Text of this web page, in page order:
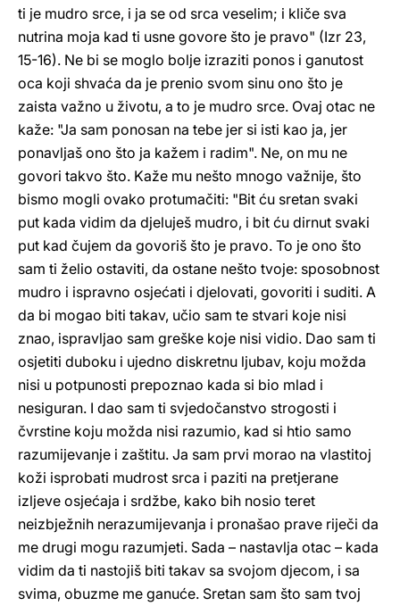
ti je mudro srce, i ja se od srca veselim; i kliče sva
nutrina moja kad ti usne govore što je pravo" (Izr 23,
15-16). Ne bi se moglo bolje izraziti ponos i ganutost
oca koji shvaća da je prenio svom sinu ono što je
zaista važno u životu, a to je mudro srce. Ovaj otac ne
kaže: "Ja sam ponosan na tebe jer si isti kao ja, jer
ponavljaš ono što ja kažem i radim". Ne, on mu ne
govori takvo što. Kaže mu nešto mnogo važnije, što
bismo mogli ovako protumačiti: "Bit ću sretan svaki
put kada vidim da djeluješ mudro, i bit ću dirnut svaki
put kad čujem da govoriš što je pravo. To je ono što
sam ti želio ostaviti, da ostane nešto tvoje: sposobnost
mudro i ispravno osjećati i djelovati, govoriti i suditi. A
da bi mogao biti takav, učio sam te stvari koje nisi
znao, ispravljao sam greške koje nisi vidio. Dao sam ti
osjetiti duboku i ujedno diskretnu ljubav, koju možda
nisi u potpunosti prepoznao kada si bio mlad i
nesiguran. I dao sam ti svjedočanstvo strogosti i
čvrstine koju možda nisi razumio, kad si htio samo
razumijevanje i zaštitu. Ja sam prvi morao na vlastitoj
koži isprobati mudrost srca i paziti na pretjerane
izljeve osjećaja i srdžbe, kako bih nosio teret
neizbježnih nerazumijevanja i pronašao prave riječi da
me drugi mogu razumjeti. Sada – nastavlja otac – kada
vidim da ti nastojiš biti takav sa svojom djecom, i sa
svima, obuzme me ganuće. Sretan sam što sam tvoj